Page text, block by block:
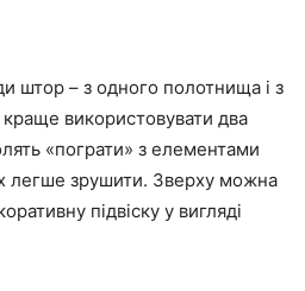
штор – з одного полотнища і з
краще використовувати два
«пограти» з елементами
легше зрушити. Зверху можна
підвіску у вигляді